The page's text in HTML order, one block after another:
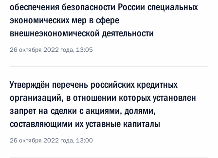
обеспечения безопасности России специальных
экономических мер в сфере
внешнеэкономической деятельности
26 октября 2022 года, 13:05
Утверждён перечень российских кредитных
организаций, в отношении которых установлен
запрет на сделки с акциями, долями,
составляющими их уставные капиталы
26 октября 2022 года, 13:00